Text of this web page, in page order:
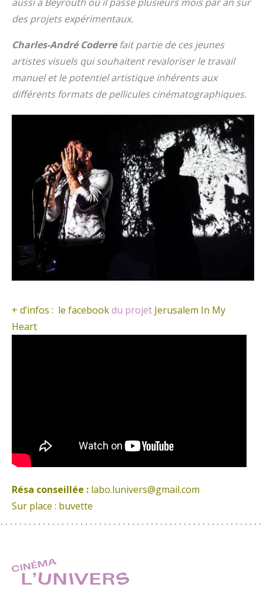
des projets expérimentaux.
Charles-André Coderrefait partie de ces jeunes
artistes visuels qui souhaitent revaloriser le travail
manuel et le potentiel artistique inhérents aux
différents formats de pellicules cinématographiques.
+ d’infos : le facebookdu projet Jerusalem In My
Heart
Résa conseillée : labo.lunivers@gmail.com
Sur place : buvette